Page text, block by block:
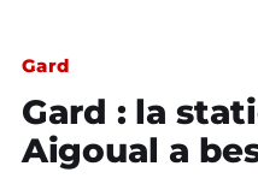
Gard
Gard : la
Aigoual a